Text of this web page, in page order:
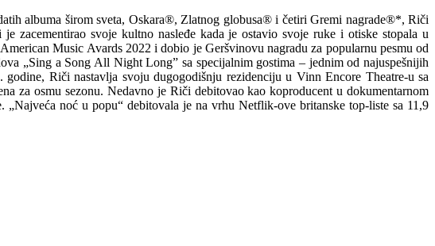
albuma širom sveta, Oskara®, Zlatnog globusa® i četiri Gremi nagrade®*, Riči
zacementirao svoje kultno nasleđe kada je ostavio svoje ruke i otiske stopala u
Music Avards 2022 i dobio je Geršvinovu nagradu za popularnu pesmu od
„Sing a Song All Night Long” sa specijalnim gostima – jednim od najuspešnijih
Riči nastavlja svoju dugogodišnju rezidenciju u Vinn Encore Theatre-u sa
za osmu sezonu. Nedavno je Riči debitovao kao koproducent u dokumentarnom
noć u popu“ debitovala je na vrhu Netflik-ove britanske top-liste sa 11,9